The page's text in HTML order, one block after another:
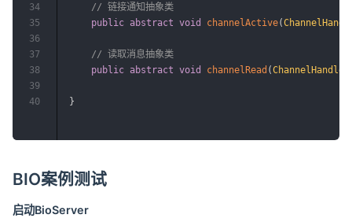
// 链接通知抽象类
public abstract void channelActive(
// 读取消息抽象类
public abstract void channelRead (ChannelHandler
}
34
35
36
37
38
39
40
BIO案例测试
启动BioServer